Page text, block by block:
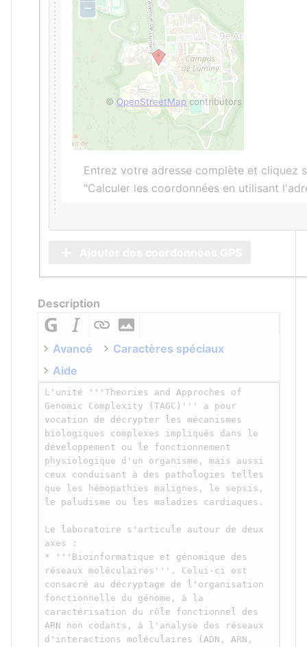
−
© OpenStreetMapcontributors
Entrez votre adresse complète et cliquez
"Calculer les coordonnées en utilisant
Description
Avancé
Caractères spéciaux
Aide